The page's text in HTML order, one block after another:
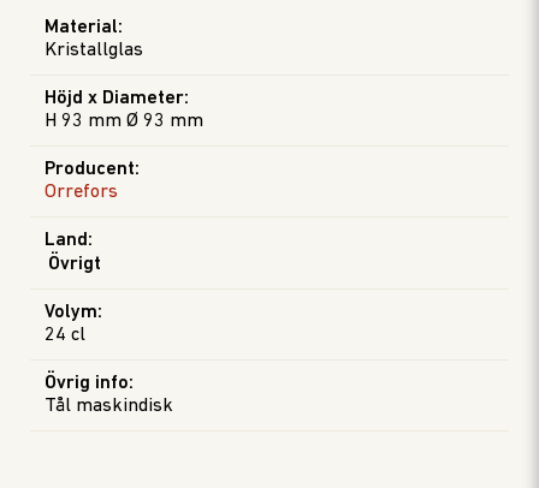
Producent:
Orrefors
Land :
Övrigt
Volym:
24 cl
Material:
Kristallglas
Höjd x Diameter:
H 93 mm Ø 93 mm
Övrig info:
Tål maskindisk